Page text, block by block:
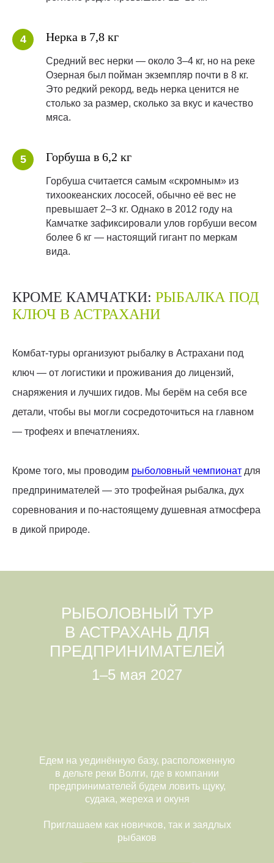
Нерка в 7,8 кг
Средний вес нерки — около 3–4 кг, но на реке
Озерная был пойман экземпляр почти в 8 кг.
Это редкий рекорд, ведь нерка ценится не
столько за размер, сколько за вкус и качество
мяса.
Горбуша в 6,2 кг
Горбуша считается самым «скромным» из
тихоокеанских лососей, обычно её вес не
превышает 2–3 кг. Однако в 2012 году на
Камчатке зафиксировали улов горбуши весом
более 6 кг — настоящий гигант по меркам
вида.
КРОМЕ КАМЧАТКИ: РЫБАЛКА ПОД
КЛЮЧ В АСТРАХАНИ
Комбат-туры организуют рыбалку в Астрахани под
ключ — от логистики и проживания до лицензий,
снаряжения и лучших гидов. Мы берём на себя все
детали, чтобы вы могли сосредоточиться на главном
— трофеях и впечатлениях.
Кроме того, мы проводим рыболовный чемпионат для
предпринимателей — это трофейная рыбалка, дух
соревнования и по-настоящему душевная атмосфера
в дикой природе.
РЫБОЛОВНЫЙ ТУР
В АСТРАХАНЬ ДЛЯ
ПРЕДПРИНИМАТЕЛЕЙ
1–5 мая 2027
Едем на уединённую базу, расположенную
в дельте реки Волги, где в компании
предпринимателей будем ловить щуку,
судака, жереха и окуня
Приглашаем как новичков, так и заядлых
рыбаков